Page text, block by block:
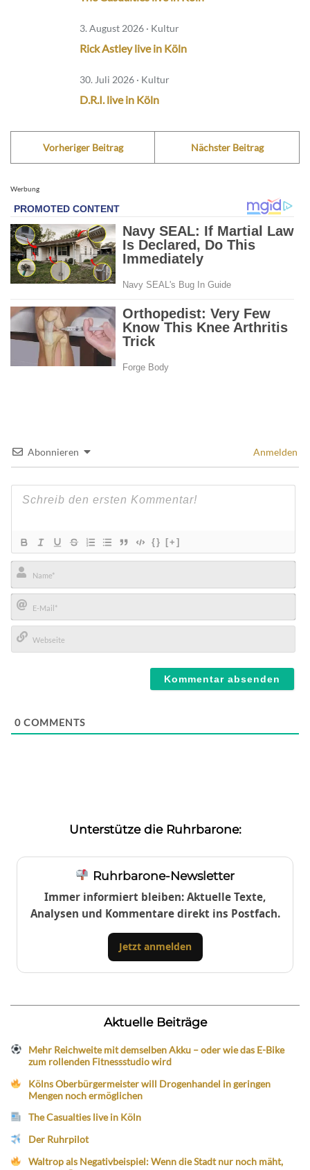
3. August 2026 · Kultur
Rick Astley live in Köln
30. Juli 2026 · Kultur
D.R.I. live in Köln
Vorheriger Beitrag Nächster Beitrag
Werbung
Abonnieren Anmelden
{} [+]
Name*
E-
Mail*
0 COMMENTS
Unterstütze die Ruhrbarone:
Ruhrbarone-Newsletter
Immer informiert bleiben: Aktuelle Texte,
Analysen und Kommentare direkt ins Postfach.
Jetzt anmelden
Aktuelle Beiträge
Mehr Reichweite mit demselben Akku – oder wie das E-Bike
zum rollenden Fitnessstudio wird
Kölns Oberbürgermeister will Drogenhandel in geringen
Mengen noch ermöglichen
The Casualties live in Köln
Der Ruhrpilot
Waltrop als Negativbeispiel: Wenn die Stadt nur noch mäht,